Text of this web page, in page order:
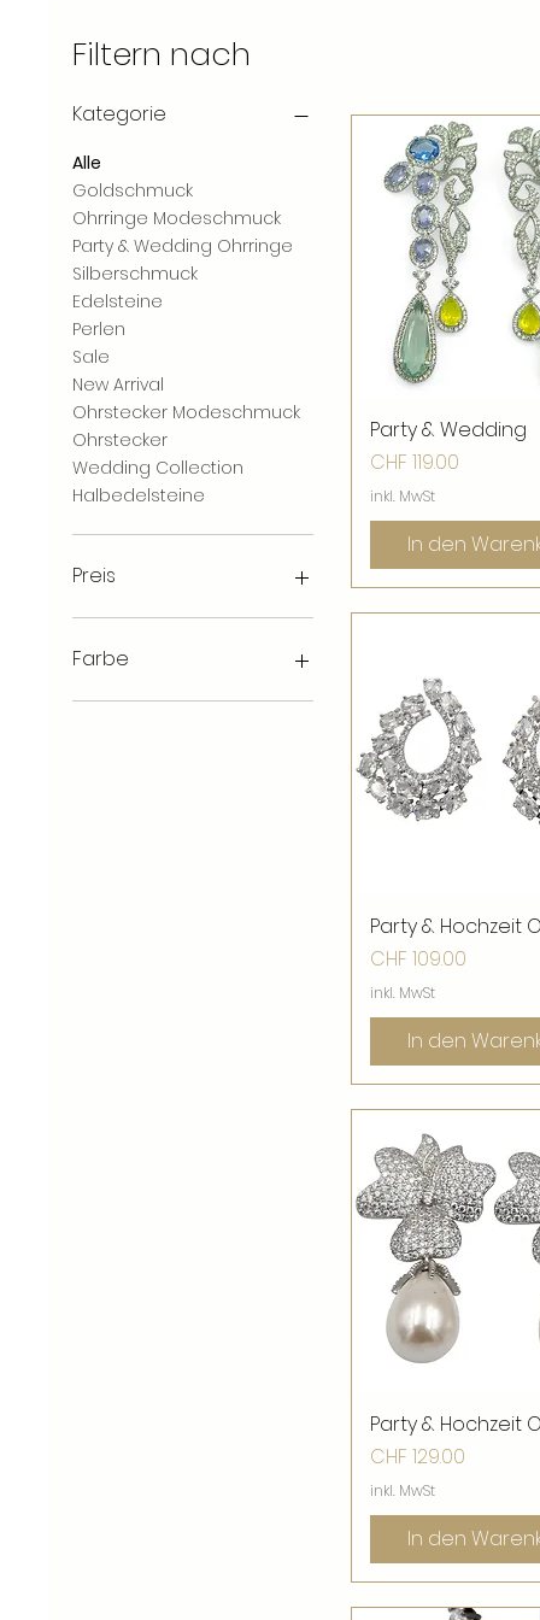
Filtern nach
Kategorie
Alle
Goldschmuck
Ohrringe Modeschmuck
Party & Wedding Ohrringe
Silberschmuck
Edelsteine
Perlen
Sale
New Arrival
Ohrstecker Modeschmuck
Ohrstecker
Wedding Collection
Halbedelsteine
Preis
59 CHF
Farbe
Party & Wedding
Preis
CHF 119.00
inkl. MwSt
In den
Party & Hochzeit
Preis
CHF 109.00
inkl. MwSt
In den
Party & Hochzeit
Preis
CHF 129.00
inkl. MwSt
In den